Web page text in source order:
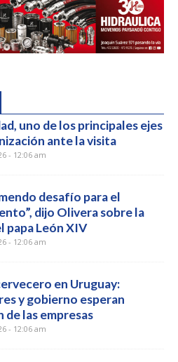
uno de los principales ejes
ante la visita
- 12:06 am
desafío para el
dijo Olivera sobre la
papa León XIV
- 12:06 am
en Uruguay:
y gobierno esperan
de las empresas
- 12:06 am